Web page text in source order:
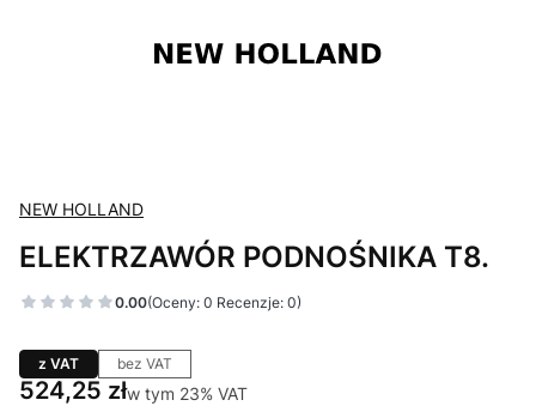
NEW HOLLAND
ELEKTRZAWÓR PODNOŚNIKA T8.
0.00(Oceny: 0 Recenzje: 0)
z VAT bez VAT
Cena
524,25 złw tym 23% VAT
w tym 23% VAT